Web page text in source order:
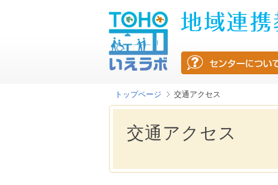
トップページ 交通アクセス
交通アクセス